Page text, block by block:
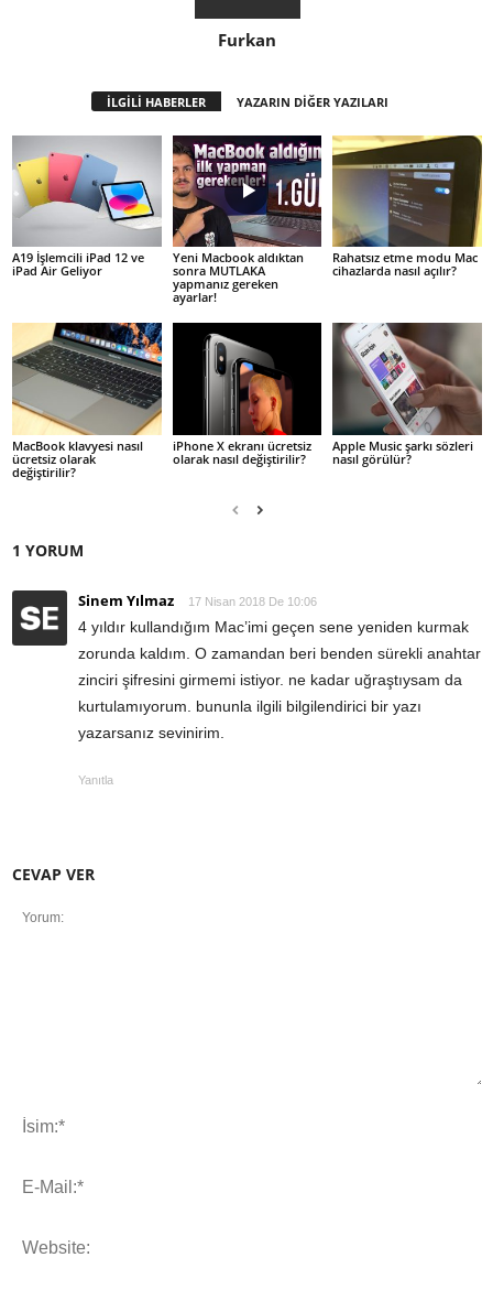
Furkan
İLGİLİ HABERLER YAZARIN DİĞER YAZILARI
A19 İşlemcili iPad 12 ve
iPad Air Geliyor
Yeni Macbook aldıktan
sonra MUTLAKA
yapmanız gereken
ayarlar!
Rahatsız etme modu Mac
cihazlarda nasıl açılır?
MacBook klavyesi nasıl
ücretsiz olarak
değiştirilir?
iPhone X ekranı ücretsiz
olarak nasıl değiştirilir?
Apple Music şarkı sözleri
nasıl görülür?
1 YORUM
Sinem Yılmaz 17 Nisan 2018 De 10:06
4 yıldır kullandığım Mac’imi geçen sene yeniden kurmak
zorunda kaldım. O zamandan beri benden sürekli anahtar
zinciri şifresini girmemi istiyor. ne kadar uğraştıysam da
kurtulamıyorum. bununla ilgili bilgilendirici bir yazı
yazarsanız sevinirim.
Yanıtla
CEVAP VER